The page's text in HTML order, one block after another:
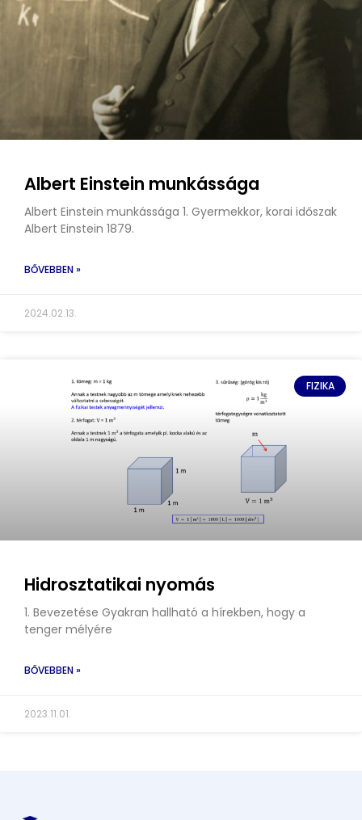
Albert Einstein munkássága
Albert Einstein munkássága 1. Gyermekkor, korai időszak
Albert Einstein 1879.
BŐVEBBEN »
2024.02.13.
FIZIKA
Hidrosztatikai nyomás
1. Bevezetése Gyakran hallható a hírekben, hogy a
tenger mélyére
BŐVEBBEN »
2023.11.01.